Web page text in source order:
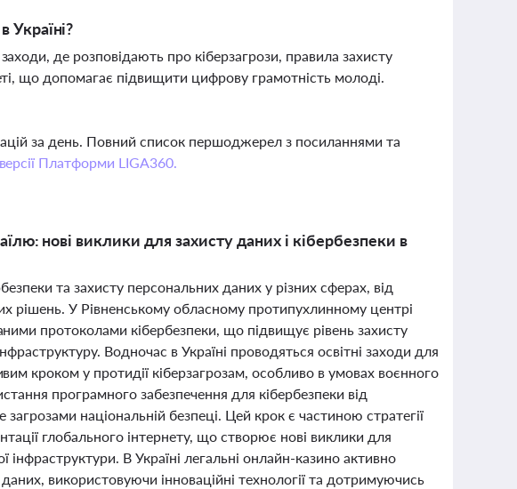
Україні?
де розповідають про кіберзагрози, правила захисту
що допомагає підвищити цифрову грамотність молоді.
за день. Повний список першоджерел з посиланнями та
Платформи LIGA360.
нові виклики для захисту даних і кібербезпеки в
та захисту персональних даних у різних сферах, від
рішень. У Рівненському обласному протипухлинному центрі
протоколами кібербезпеки, що підвищує рівень захисту
Водночас в Україні проводяться освітні заходи для
кроком у протидії кіберзагрозам, особливо в умовах воєнного
програмного забезпечення для кібербезпеки від
національній безпеці. Цей крок є частиною стратегії
глобального інтернету, що створює нові виклики для
інфраструктури. В Україні легальні онлайн-казино активно
використовуючи інноваційні технології та дотримуючись